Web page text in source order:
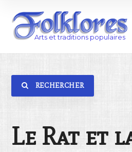
RECHERCHER
Le Rat et